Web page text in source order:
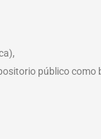
público como